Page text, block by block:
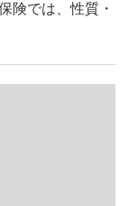
険では、性質・